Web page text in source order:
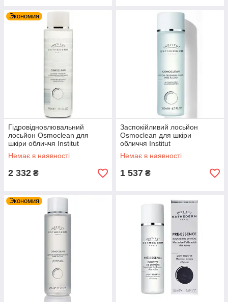
Экономия
Гідровідновлювальний
лосьйон Osmoclean для
шкіри обличчя Institut
Esthederm,400ml
Немає в наявності
2 332 ₴
Заспокійливий лосьйон
Osmoclean для шкіри
обличчя Institut
Esthederm,200ml
Немає в наявності
1 537 ₴
Экономия